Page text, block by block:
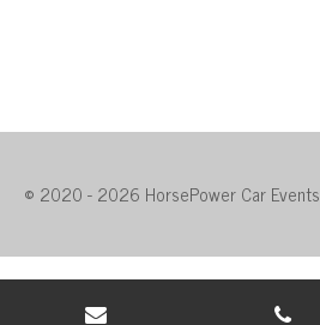
© 2020 - 2026 HorsePower Car Events